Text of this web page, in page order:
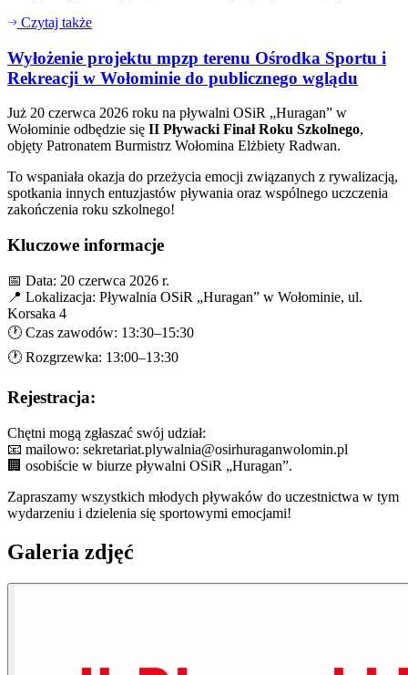
Czytaj także
Wyłożenie projektu mpzp terenu Ośrodka Sportu i
Rekreacji w Wołominie do publicznego wglądu
Już 20 czerwca 2026 roku na pływalni OSiR „Huragan” w
Wołominie odbędzie się II Pływacki Finał Roku Szkolnego,
objęty Patronatem Burmistrz Wołomina Elżbiety Radwan.
To wspaniała okazja do przeżycia emocji związanych z rywalizacją,
spotkania innych entuzjastów pływania oraz wspólnego uczczenia
zakończenia roku szkolnego!
Kluczowe informacje
📅 Data: 20 czerwca 2026 r.
📍 Lokalizacja: Pływalnia OSiR „Huragan” w Wołominie, ul.
Korsaka 4
🕐 Czas zawodów: 13:30–15:30
🕐 Rozgrzewka: 13:00–13:30
Rejestracja:
Chętni mogą zgłaszać swój udział:
📧 mailowo: sekretariat.plywalnia@osirhuraganwolomin.pl
🏢 osobiście w biurze pływalni OSiR „Huragan”.
Zapraszamy wszystkich młodych pływaków do uczestnictwa w tym
wydarzeniu i dzielenia się sportowymi emocjami!
Galeria zdjęć